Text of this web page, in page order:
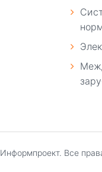
Информпроект. Все